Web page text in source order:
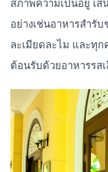
อย่างเช่นอาหารสำรั
ละเมียดละไม และทุ
ต้อนรับด้วยอาหารรส